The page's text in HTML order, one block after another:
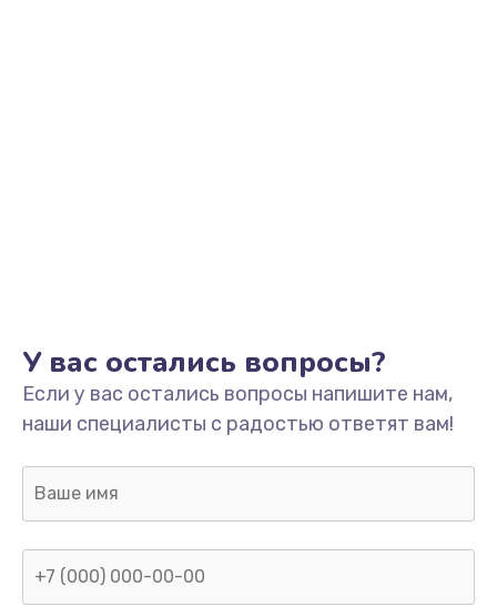
Замена/Pемонт карбюратора
1300 руб.
Заказать
Ремонт капиллярной трубки
400 руб.
У вас остались вопросы?
Если у вас остались вопросы напишите нам,
наши специалисты с радостью ответят вам!